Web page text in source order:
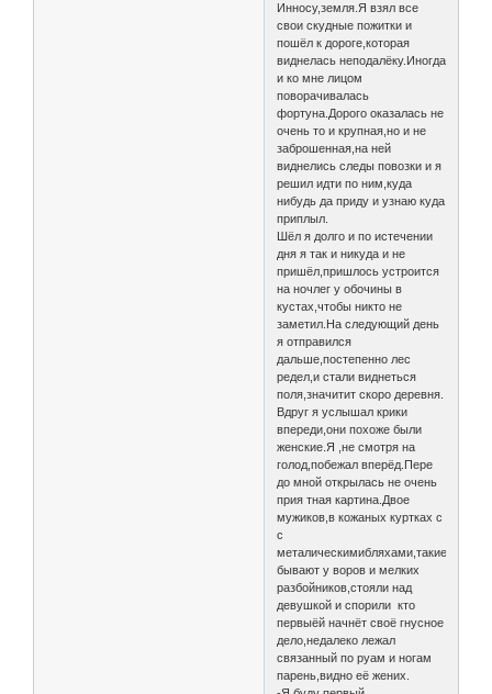
Инносу,земля.Я взял все
свои скудные пожитки и
пошёл к дороге,которая
виднелась неподалёку.Иногда
и ко мне лицом
поворачивалась
фортуна.Дорого оказалась не
очень то и крупная,но и не
заброшенная,на ней
виднелись следы повозки и я
решил идти по ним,куда
нибудь да приду и узнаю куда
приплыл.
Шёл я долго и по истечении
дня я так и никуда и не
пришёл,пришлось устроится
на ночлег у обочины в
кустах,чтобы никто не
заметил.На следующий день
я отправился
дальше,постепенно лес
редел,и стали виднеться
поля,значитит скоро деревня.
Вдруг я услышал крики
впереди,они похоже были
женские.Я ,не смотря на
голод,побежал вперёд.Пере
до мной открылась не очень
прия тная картина.Двое
мужиков,в кожаных куртках с
с
металическимибляхами,такие
бывают у воров и мелких
разбойников,стояли над
девушкой и спорили кто
первыёй начнёт своё гнусное
дело,недалеко лежал
связанный по руам и ногам
парень,видно её жених.